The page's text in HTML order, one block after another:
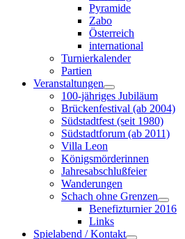
Pyramide
Zabo
Österreich
international
Turnierkalender
Partien
Veranstaltungen
100-jähriges Jubiläum
Brückenfestival (ab 2004)
Südstadtfest (seit 1980)
Südstadtforum (ab 2011)
Villa Leon
Königsmörderinnen
Jahresabschlußfeier
Wanderungen
Schach ohne Grenzen
Benefizturnier 2016
Links
Spielabend / Kontakt